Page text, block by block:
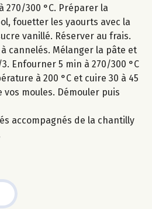
270/300 °C. Préparer la
fouetter les yaourts avec la
vanillé. Réserver au frais.
cannelés. Mélanger la pâte et
Enfourner 5 min à 270/300 °C
à 200 °C et cuire 30 à 45
vos moules. Démouler puis
accompagnés de la chantilly